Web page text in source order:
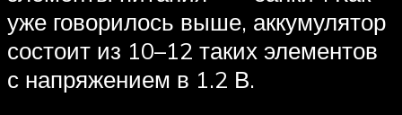
уже говорилось выше, аккумулятор
состоит из 10–12 таких элементов
с напряжением в 1.2 В.